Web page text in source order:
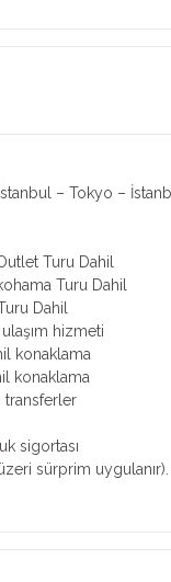
– Tokyo –
Turu Dahil
Turu Dahil
Dahil
hizmeti
konaklama
konaklama
transferler
sigortası
sürprim uygulanır).